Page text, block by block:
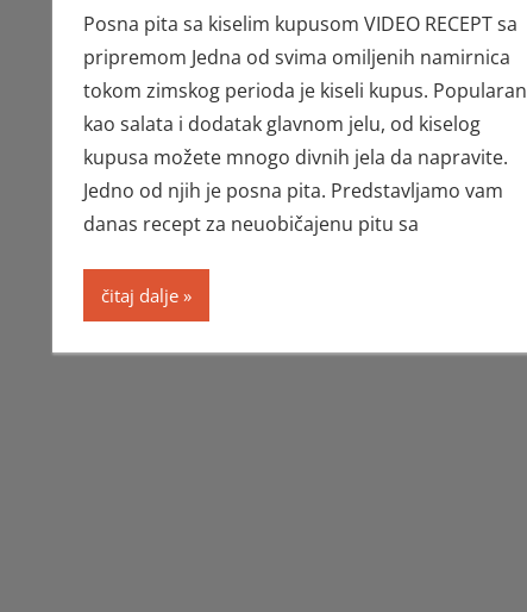
Posna pita sa kiselim kupusom VIDEO RECEPT sa
pripremom Jedna od svima omiljenih namirnica
tokom zimskog perioda je kiseli kupus. Popularan
kao salata i dodatak glavnom jelu, od kiselog
kupusa možete mnogo divnih jela da napravite.
Jedno od njih je posna pita. Predstavljamo vam
danas recept za neuobičajenu pitu sa
čitaj dalje